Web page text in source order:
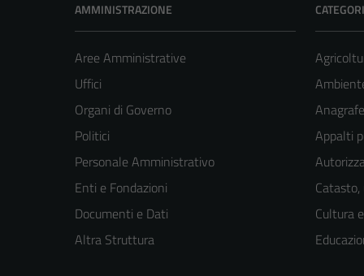
AMMINISTRAZIONE
Aree Amministrative
Uffici
Organi di Governo
Politici
Personale Amministrativo
Enti e Fondazioni
Documenti e Dati
Altra Struttura
Appalti
Catasto,
Cultura